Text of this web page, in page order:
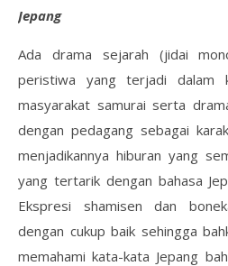
Jepang
Ada drama sejarah (jidai
peristiwa yang terjadi dalam
masyarakat samurai serta
dengan pedagang sebagai
menjadikannya hiburan yang
yang tertarik dengan bahasa
Ekspresi shamisen dan
dengan cukup baik sehingga
memahami kata-kata Jepang